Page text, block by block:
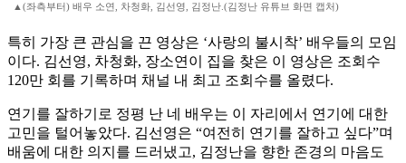
▲(좌측부터) 배우 소연, 차청화, 김선영, 김정난.(김정난 유튜브 화면 캡처)
특히 가장 큰 관심을 끈 영상은 ‘사랑의 불시착’ 배우들의 모임
이다. 김선영, 차청화, 장소연이 집을 찾은 이 영상은 조회수
120만 회를 기록하며 채널 내 최고 조회수를 올렸다.
연기를 잘하기로 정평 난 네 배우는 이 자리에서 연기에 대한
고민을 털어놓았다. 김선영은 “여전히 연기를 잘하고 싶다”며
배움에 대한 의지를 드러냈고, 김정난을 향한 존경의 마음도